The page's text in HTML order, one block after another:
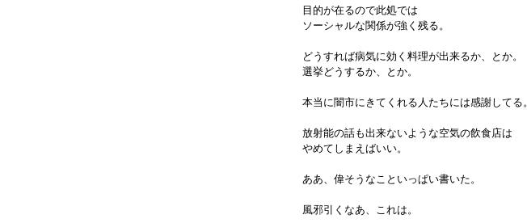
目的が在るので此処では
ソーシャルな関係が強く残る。
どうすれば病気に効く料理が出来るか、とか。
選挙どうするか、とか。
本当に闇市にきてくれる人たちには感謝してる。
放射能の話も出来ないような空気の飲食店は
やめてしまえばいい。
ああ、偉そうなこといっぱい書いた。
風邪引くなあ、これは。